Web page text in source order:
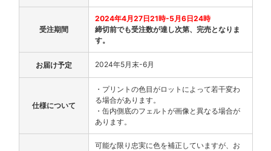
受注期間
2024年4月27日21時-5月6日24時
締切前でも受注数が達し次第、完売となりま
す。
お届け予定 2024年5月末-6月
仕様について
・プリントの色目がロットによって若干変わ
る場合があります。
・缶内側底のフェルトが画像と異なる場合が
あります。
可能な限り忠実に色を補正していますが、お